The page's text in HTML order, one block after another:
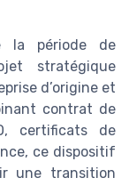
la période de
stratégique
d’origine et
contrat de
certificats de
ce dispositif
une transition